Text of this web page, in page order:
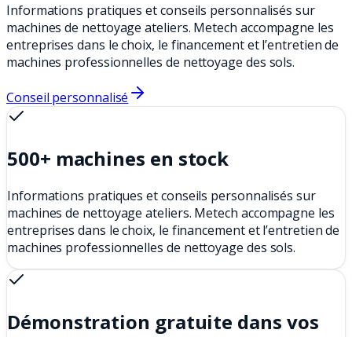
Informations pratiques et conseils personnalisés sur
machines de nettoyage ateliers. Metech accompagne les
entreprises dans le choix, le financement et l’entretien de
machines professionnelles de nettoyage des sols.
Conseil personnalisé
500+ machines en stock
Informations pratiques et conseils personnalisés sur
machines de nettoyage ateliers. Metech accompagne les
entreprises dans le choix, le financement et l’entretien de
machines professionnelles de nettoyage des sols.
Démonstration gratuite dans vos